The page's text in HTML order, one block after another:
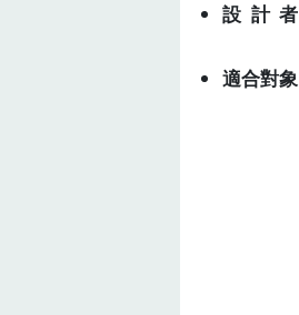
設計者
適合對象